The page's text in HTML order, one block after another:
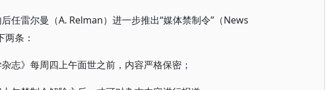
任雷尔曼（A. Relman）进一步推出“媒体禁制令”（News
条：
志》每周四上午面世之前，内容严格保密；